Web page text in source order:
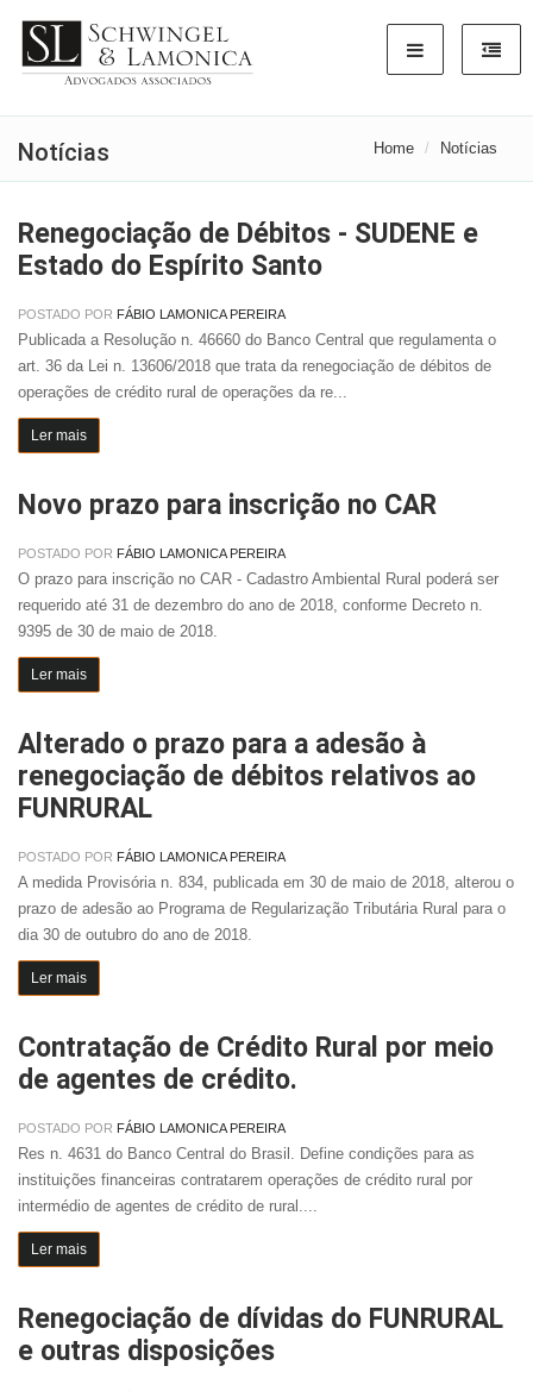
Notícias Home Notícias
Renegociação de Débitos - SUDENE e
Estado do Espírito Santo
POSTADO POR FÁBIO LAMONICA PEREIRA
Publicada a Resolução n. 46660 do Banco Central que regulamenta o
art. 36 da Lei n. 13606/2018 que trata da renegociação de débitos de
operações de crédito rural de operações da re...
Ler mais
Novo prazo para inscrição no CAR
POSTADO POR FÁBIO LAMONICA PEREIRA
O prazo para inscrição no CAR - Cadastro Ambiental Rural poderá ser
requerido até 31 de dezembro do ano de 2018, conforme Decreto n.
9395 de 30 de maio de 2018.
Ler mais
Alterado o prazo para a adesão à
renegociação de débitos relativos ao
FUNRURAL
POSTADO POR FÁBIO LAMONICA PEREIRA
A medida Provisória n. 834, publicada em 30 de maio de 2018, alterou o
prazo de adesão ao Programa de Regularização Tributária Rural para o
dia 30 de outubro do ano de 2018.
Ler mais
Contratação de Crédito Rural por meio
de agentes de crédito.
POSTADO POR FÁBIO LAMONICA PEREIRA
Res n. 4631 do Banco Central do Brasil. Define condições para as
instituições financeiras contratarem operações de crédito rural por
intermédio de agentes de crédito de rural....
Ler mais
Renegociação de dívidas do FUNRURAL
e outras disposições